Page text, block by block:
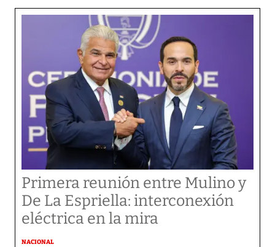
Primera reunión entre Mulino y
De La Espriella: interconexión
eléctrica en la mira
NACIONAL